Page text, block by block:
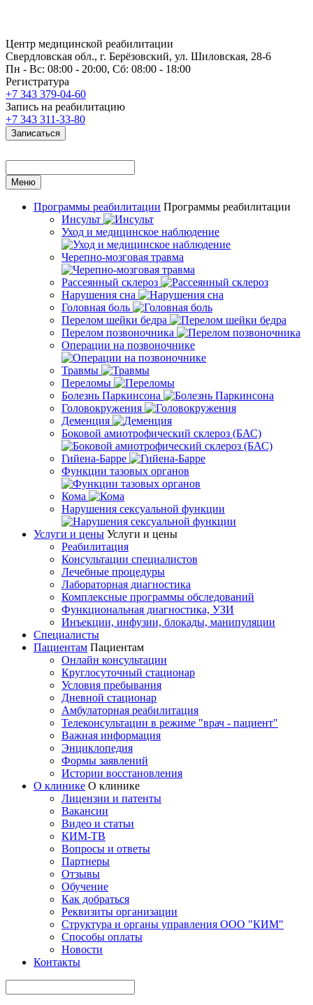
Центр медицинской реабилитации
Свердловская обл., г. Берёзовский, ул. Шиловская, 28-6
Пн - Вс: 08:00 - 20:00, Сб: 08:00 - 18:00
Регистратура
+7 343 379-04-60
Запись на реабилитацию
+7 343 311-33-80
Записаться
Меню
Программы реабилитации Программы реабилитации
Инсульт
Уход и медицинское наблюдение
Черепно-мозговая травма
Рассеянный склероз
Нарушения сна
Головная боль
Перелом шейки бедра
Перелом позвоночника
Операции на позвоночнике
Травмы
Переломы
Болезнь Паркинсона
Головокружения
Деменция
Боковой амиотрофический склероз (БАС)
Гийена-Барре
Функции тазовых органов
Кома
Нарушения сексуальной функции
Услуги и цены Услуги и цены
Реабилитация
Консультации специалистов
Лечебные процедуры
Лабораторная диагностика
Комплексные программы обследований
Функциональная диагностика, УЗИ
Инъекции, инфузии, блокады, манипуляции
Специалисты
Пациентам Пациентам
Онлайн консультации
Круглосуточный стационар
Условия пребывания
Дневной стационар
Амбулаторная реабилитация
Телеконсультации в режиме "врач - пациент"
Важная информация
Энциклопедия
Формы заявлений
Истории восстановления
О клинике О клинике
Лицензии и патенты
Вакансии
Видео и статьи
КИМ-ТВ
Вопросы и ответы
Партнеры
Отзывы
Обучение
Как добраться
Реквизиты организации
Структура и органы управления ООО "КИМ"
Способы оплаты
Новости
Контакты